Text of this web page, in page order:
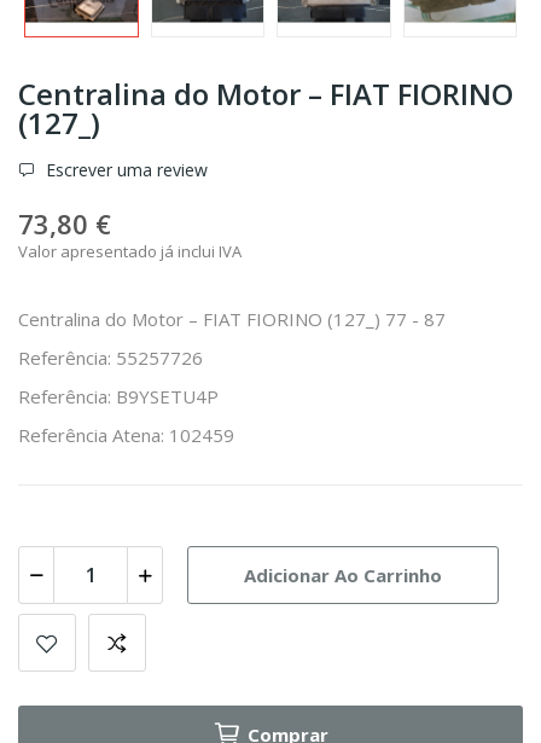
Centralina do Motor – FIAT FIORINO
(127_)
Escrever uma review
73,80 €
Valor apresentado já inclui IVA
Centralina do Motor – FIAT FIORINO (127_) 77 - 87
Referência: 55257726
Referência: B9YSETU4P
Referência Atena: 102459
Adicionar Ao Carrinho
Comprar